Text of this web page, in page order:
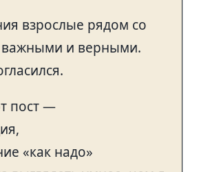
взрослые рядом со
и верными.
пост —
«как надо»